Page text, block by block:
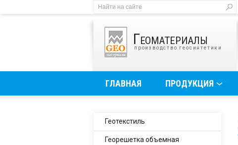
Геоматериалы
производство геосинтетики
ГЛАВНАЯ ПРОДУКЦИЯ
Геотекстиль
Георешетка объемная